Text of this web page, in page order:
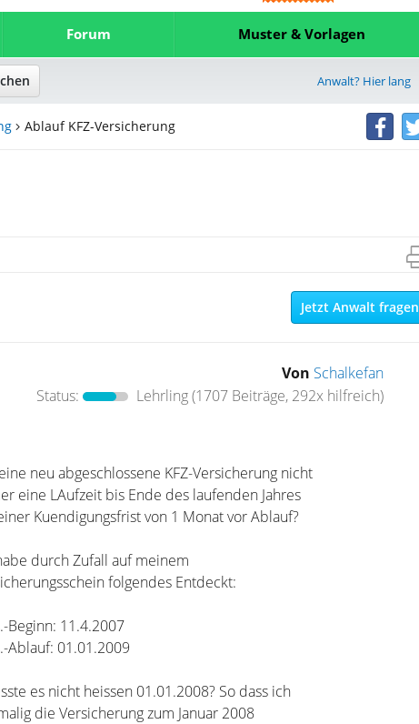
Forum Muster & Vorlagen
Anwalt? Hier lang
Ablauf KFZ-Versicherung
Jetzt Anwalt fragen
Von Schalkefan
Status:
Lehrling(1707 Beiträge, 292x hilfreich)
neu abgeschlossene KFZ-Versicherung nicht
eine LAufzeit bis Ende des laufenden Jahres
Kuendigungsfrist von 1 Monat vor Ablauf?
durch Zufall auf meinem
folgendes Entdeckt:
Beginn: 11.4.2007
Ablauf: 01.01.2009
es nicht heissen 01.01.2008? So dass ich
die Versicherung zum Januar 2008